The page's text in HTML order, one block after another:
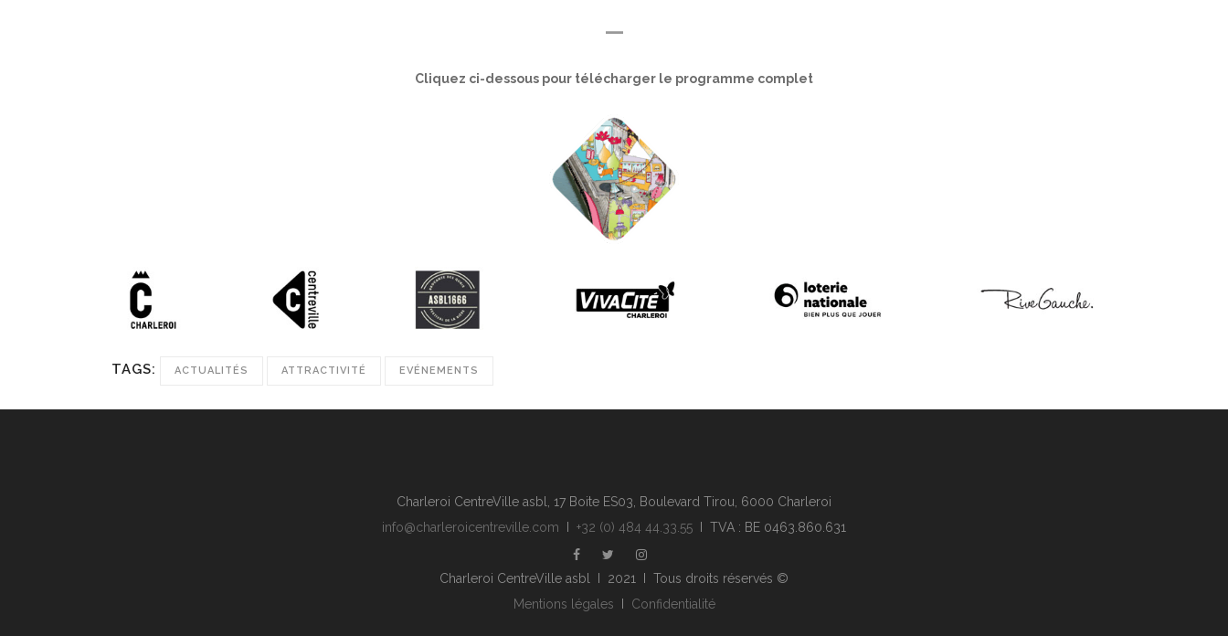
—
Cliquez ci-dessous pour télécharger le programme complet
TAGS: ACTUALITÉS ATTRACTIVITÉ EVÉNEMENTS
Charleroi CentreVille asbl, 17 Boite ES03, Boulevard Tirou, 6000 Charleroi
info@charleroicentreville.com
+32 (0) 484 44.33.55 I TVA : BE 0463.860.631
Charleroi CentreVille asbl I 2021 I Tous droits réservés ©
Mentions légales
Confidentialité